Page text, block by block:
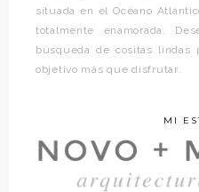
situada en el Océano
totalmente enamorada.
búsqueda de cositas lindas
objetivo más que disfrutar.
MI